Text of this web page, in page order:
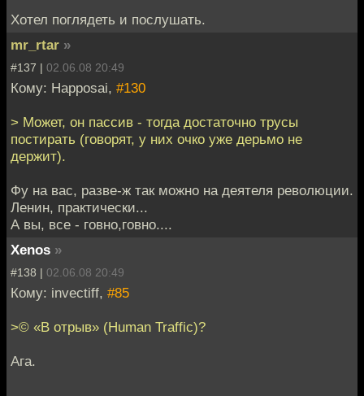
Хотел поглядеть и послушать.
mr_rtar »
#137 | 02.06.08 20:49
Кому: Happosai, #130
> Может, он пассив - тогда достаточно трусы
постирать (говорят, у них очко уже дерьмо не
держит).
Фу на вас, разве-ж так можно на деятеля революции.
Ленин, практически...
А вы, все - говно,говно....
Xenos »
#138 | 02.06.08 20:49
Кому: invectiff, #85
>© «В отрыв» (Human Traffic)?
Ага.